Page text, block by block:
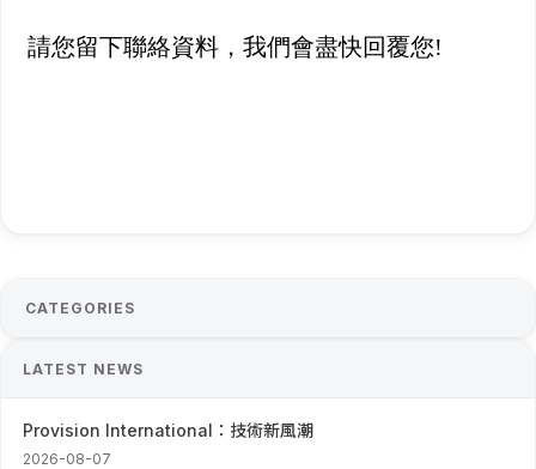
請您留下聯絡資料，我們會盡快回覆您!
CATEGORIES
LATEST NEWS
Provision International：技術新風潮
2026-08-07